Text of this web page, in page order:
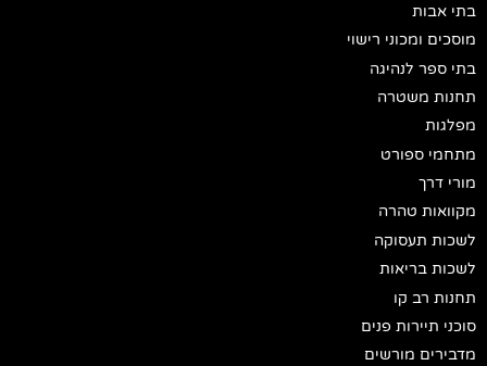
בתי אבות
מוסכים ומכוני רישוי
בתי ספר לנהיגה
תחנות משטרה
מפלגות
מתחמי ספורט
מורי דרך
מקוואות טהרה
לשכות תעסוקה
לשכות בריאות
תחנות רב קו
סוכני תיירות פנים
מדבירים מורשים